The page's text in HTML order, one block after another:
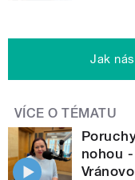
Jak
VÍCE O TÉMATU
nohou